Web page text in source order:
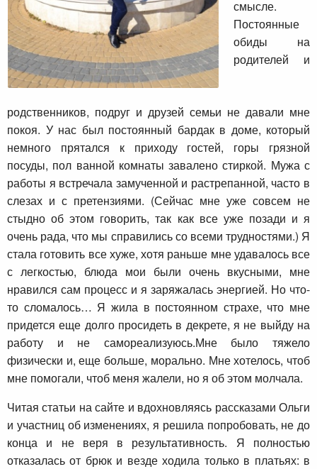
смысле.
Постоянные
обиды на
родителей и
родственников, подруг и друзей семьи не давали мне
покоя. У нас был постоянный бардак в доме, который
немного прятался к приходу гостей, горы грязной
посуды, пол ванной комнаты завалено стиркой. Мужа с
работы я встречала замученной и растрепанной, часто в
слезах и с претензиями. (Сейчас мне уже совсем не
стыдно об этом говорить, так как все уже позади и я
очень рада, что мы справились со всеми трудностями.) Я
стала готовить все хуже, хотя раньше мне удавалось все
с легкостью, блюда мои были очень вкусными, мне
нравился сам процесс и я заряжалась энергией. Но что-
то сломалось… Я жила в постоянном страхе, что мне
придется еще долго просидеть в декрете, я не выйду на
работу и не самореализуюсь.Мне было тяжело
физически и, еще больше, морально. Мне хотелось, чтоб
мне помогали, чтоб меня жалели, но я об этом молчала.
Читая статьи на сайте и вдохновляясь рассказами Ольги
и участниц об изменениях, я решила попробовать, не до
конца и не веря в результативность. Я полностью
отказалась от брюк и везде ходила только в платьях: в